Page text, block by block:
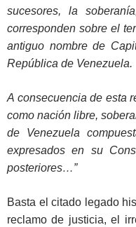
sucesores, la
corresponden sobre el
antiguo nombre de
República de Venezuela.
A consecuencia de esta
como nación libre,
de Venezuela
expresados en su
posteriores…”
Basta el citado legado
reclamo de justicia, el